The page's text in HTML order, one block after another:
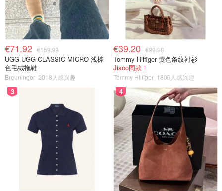
€71.92 €159.99
UGG UGG CLASSIC MICRO 浅棕
色毛绒拖鞋
Breuninger 2018人感兴趣
€39.20 €99.90
Tommy Hilfiger 黄色条纹衬衫
Jisoo同款！
Tommy Hilfiger 1806人感兴趣
3 4